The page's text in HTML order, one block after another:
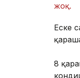
жоқ.
Еске
8